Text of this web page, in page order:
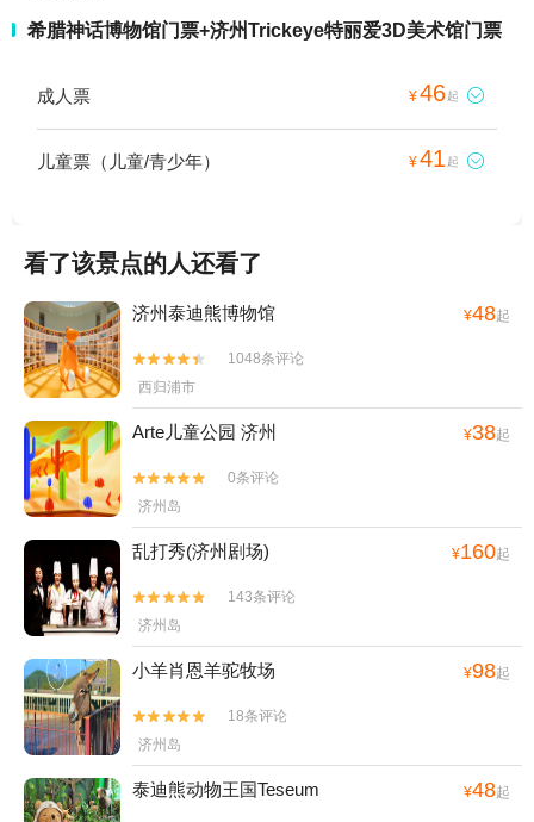
希腊神话博物馆门票+济州Trickeye特丽爱3D美术馆门票
成人票 ¥46起 
儿童票（儿童/青少年） ¥41 起 
看了该景点的人还看了
济州泰迪熊博物馆 ¥48起


1048条评论
西归浦市
Arte儿童公园 济州 ¥38起


0条评论
济州岛
乱打秀(济州剧场) ¥160起


143条评论
济州岛
小羊肖恩羊驼牧场 ¥98起


18条评论
济州岛
泰迪熊动物王国Teseum ¥48起